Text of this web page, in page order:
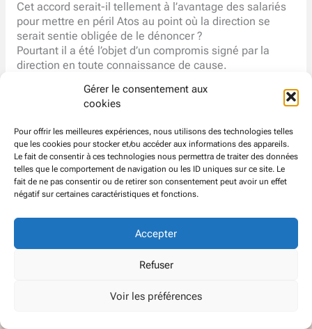
Gérer le consentement aux
cookies
Pour offrir les meilleures expériences, nous utilisons des technologies telles
que les cookies pour stocker et/ou accéder aux informations des appareils.
Le fait de consentir à ces technologies nous permettra de traiter des données
telles que le comportement de navigation ou les ID uniques sur ce site. Le
fait de ne pas consentir ou de retirer son consentement peut avoir un effet
négatif sur certaines caractéristiques et fonctions.
Accepter
Refuser
Voir les préférences
Cet accord serait-il tellement à l’avantage des salariés
pour mettre en péril Atos au point où la direction se
serait sentie obligée de le dénoncer ?
Pourtant il a été l’objet d’un compromis signé par la
direction en toute connaissance de cause.
content/uploads/2016-09-28-Communication-Groupe-
CFDT-Octobre-2016.pdf » title= »2016-09-28-